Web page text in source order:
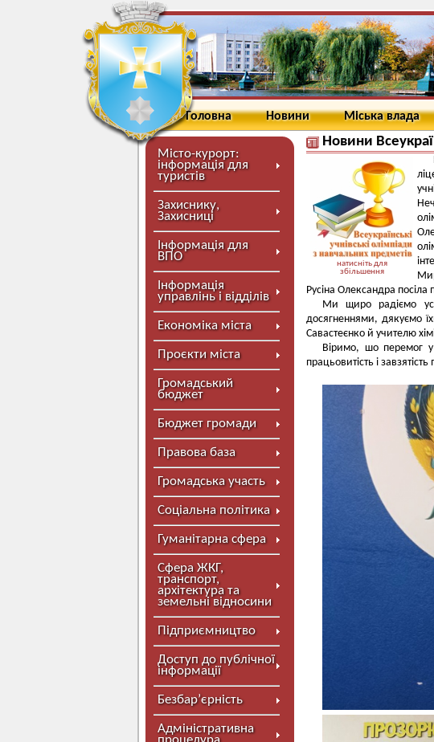
Головна Новини Міська влада
Місто-курорт:
інформація для
туристів
Захиснику,
Захисниці
Інформація для
ВПО
Інформація
управлінь і відділів
Економіка міста
Проєкти міста
Громадський
бюджет
Бюджет громади
Правова база
Громадська участь
Соціальна політика
Гуманітарна сфера
Сфера ЖКГ,
транспорт,
архітектура та
земельні відносини
Підприємництво
Доступ до публічної
інформації
Безбар’єрність
Адміністративна
Новини
натисніть для
збільшення
Русіна Олександра посіла
Ми щиро радіємо
досягненнями, дякуємо
Савастеєнко й учителю
Віримо, шо перемог у
працьовитість і